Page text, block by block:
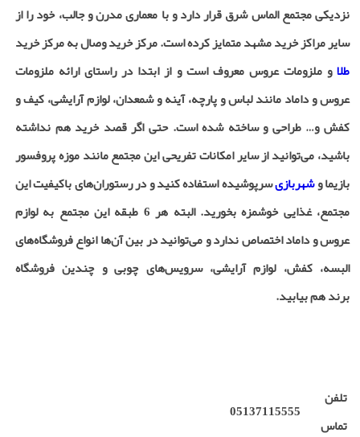
نزدیکی مجتمع الماس شرق قرار دارد و با معماری مدرن و جالب، خود را از
سایر مراکز خرید مشهد متمایز کرده است. مرکز خرید وصال به مرکز خرید
طلاو ملزومات عروس معروف است و از ابتدا در راستای ارائه ملزومات
عروس و داماد مانند لباس و پارچه، آینه و شمعدان، لوازم آرایشی، کیف و
کفش و… طراحی و ساخته شده است. حتی اگر قصد خرید هم نداشته
باشید، می‌توانید از سایر امکانات تفریحی این مجتمع مانند موزه پروفسور
بازیما وشهربازیسرپوشیده استفاده کنید و در رستوران‌های باکیفیت این
مجتمع، غذایی خوشمزه بخورید. البته هر 6 طبقه این مجتمع به لوازم
عروس و داماد اختصاص ندارد و می‌توانید در بین آن‌ها انواع فروشگاه‌های
البسه، کفش، لوازم آرایشی، سرویس‌های چوبی و چندین فروشگاه
برند هم بیابید.
تلفن
تماس
05137115555